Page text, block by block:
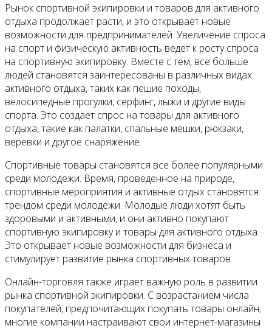
Рынок спортивной экипировки и товаров для активного
отдыха продолжает расти, и это открывает новые
возможности для предпринимателей. Увеличение спроса
на спорт и физическую активность ведет к росту спроса
на спортивную экипировку. Вместе с тем, все больше
людей становятся заинтересованы в различных видах
активного отдыха, таких как пешие походы,
велосипедные прогулки, серфинг, лыжи и другие виды
спорта. Это создает спрос на товары для активного
отдыха, такие как палатки, спальные мешки, рюкзаки,
веревки и другое снаряжение.
Спортивные товары становятся все более популярными
среди молодежи. Время, проведенное на природе,
спортивные мероприятия и активные отдых становятся
трендом среди молодежи. Молодые люди хотят быть
здоровыми и активными, и они активно покупают
спортивную экипировку и товары для активного отдыха.
Это открывает новые возможности для бизнеса и
стимулирует развитие рынка спортивных товаров.
Онлайн-торговля также играет важную роль в развитии
рынка спортивной экипировки. С возрастанием числа
покупателей, предпочитающих покупать товары онлайн,
многие компании настраивают свои интернет-магазины